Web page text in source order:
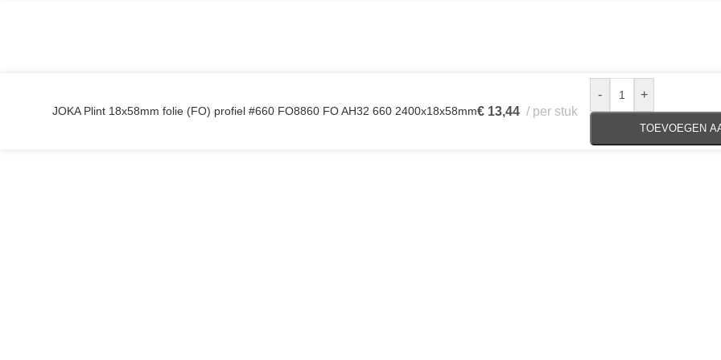
JOKA Plint 18x58mm folie (FO) profiel #660 FO8860 FO AH32 660 2400x18x58mm€ 13,44 per stuk
- +
TOEVOEGEN